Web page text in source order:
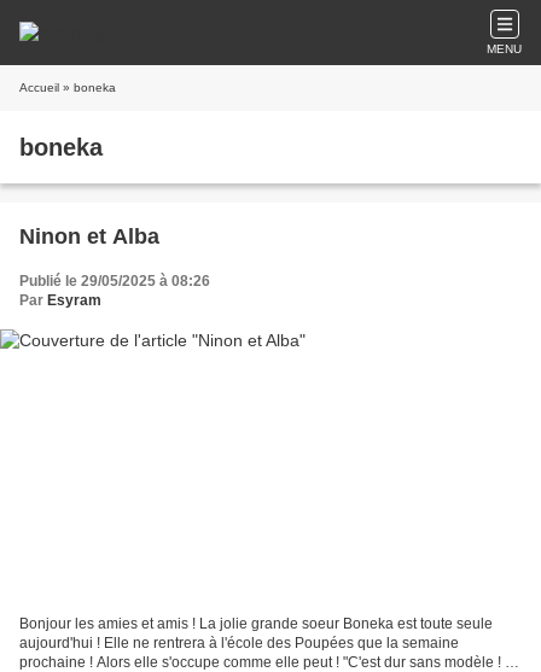
MENU
Accueil » boneka
boneka
Ninon et Alba
Publié le 29/05/2025 à 08:26
Par Esyram
Bonjour les amies et amis ! La jolie grande soeur Boneka est toute seule
aujourd'hui ! Elle ne rentrera à l'école des Poupées que la semaine
prochaine ! Alors elle s'occupe comme elle peut ! "C'est dur sans modèle ! Ah